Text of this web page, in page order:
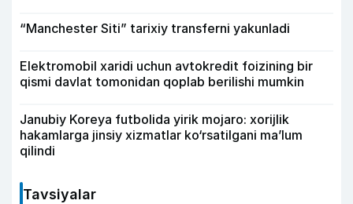
“Manchester Siti” tarixiy transferni yakunladi
Elektromobil xaridi uchun avtokredit foizining bir
qismi davlat tomonidan qoplab berilishi mumkin
Janubiy Koreya futbolida yirik mojaro: xorijlik
hakamlarga jinsiy xizmatlar ko‘rsatilgani ma’lum
qilindi
Tavsiyalar